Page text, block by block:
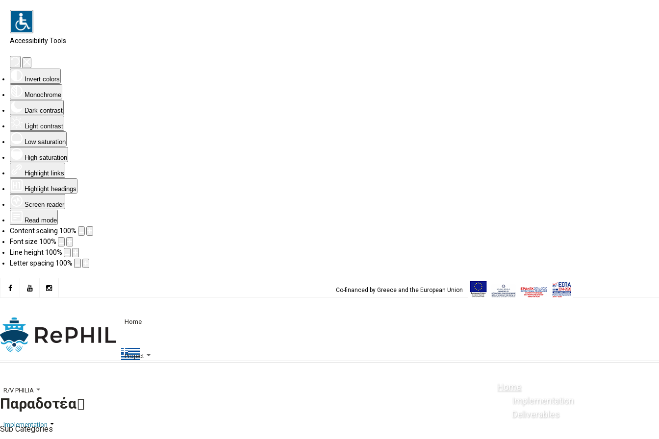
Accessibility Tools
Invert colors
Monochrome
Dark contrast
Light contrast
Low saturation
High saturation
Highlight links
Highlight headings
Screen reader
Read mode
Content scaling 100%
Font size 100%
Line height 100%
Letter spacing 100%
Co-financed by Greece and the European Union
Home
Project
R/V PHILIA
Implementation
Home
Implementation
Deliverables
Παραδοτέα
Sub Categories